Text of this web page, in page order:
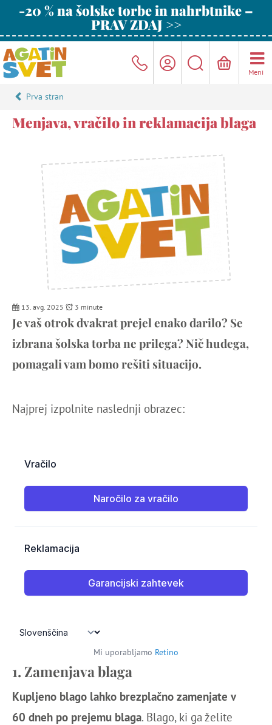
-20 % na šolske torbe in nahrbtnike –
PRAV ZDAJ >>
Meni
Prva stran
Menjava, vračilo in reklamacija blaga
13. avg. 2025 3 minute
Je vaš otrok dvakrat prejel enako darilo? Se
izbrana šolska torba ne prilega? Nič hudega,
pomagali vam bomo rešiti situacijo.
Najprej izpolnite naslednji obrazec:
Mi uporabljamo Retino
1. Zamenjava blaga
Kupljeno blago lahko brezplačno zamenjate v
60 dneh po prejemu blaga. Blago, ki ga želite